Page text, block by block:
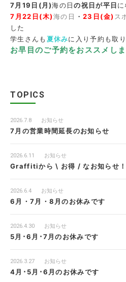
7月19日(月)海の日の祝日が平日に
7月22日(木)海の日 ・23日(金) ス
した
学生さんも 夏休みに入り予約も取
お早目のご予約をおススメし
TOPICS
2026.7.8 お知らせ
7月の営業時間延長のお知らせ
2026.6.11 お知らせ
Graffitiから \ お得 / なお知らせ！
2026.6.4 お知らせ
6月・7月・8月のお休みです
2026.4.30 お知らせ
5月･6月･7月のお休みです
2026.3.27 お知らせ
4月･5月･6月のお休みです